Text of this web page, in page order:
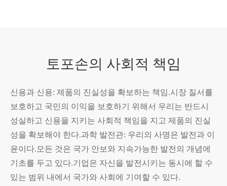
토포손의 사회적 책임
신용과 신용: 제품의 진실성을 확보하는 책임.시장 질서를
보호하고 국민의 이익을 보호하기 위해서 우리는 반드시
성실하고 신용을 지키는 사회적 책임을 지고 제품의 진실
성을 확보해야 한다.과학 발전관: 우리의 사명은 발전과 이
윤이다.모든 것은 국가 안보와 지속가능한 발전의 개념에
기초를 두고 있다.기업은 자신을 발전시키는 동시에 할 수
있는 범위 내에서 국가와 사회에 기여할 수 있다.